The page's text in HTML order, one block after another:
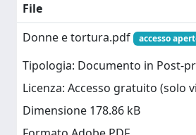
File
Donne e tortura.pdf
accesso
Tipologia: Documento in Post-
Licenza: Accesso gratuito (solo
Dimensione 178.86 kB